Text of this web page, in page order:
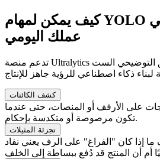
كيف يمكن لمهام YOLO مساعدتك في
عملك اليومي
تدعم منصة Ultralytics أصلياً مهام التعليق التوضيحي الست
كشف الكائنات
على الأرفف أو المنصات، حتى عندما
تكون مرصوصة أو متكدسة بإحكام.
تجزئة المثيلات
إذا كان "الفراغ" على الرف يعني نفاد